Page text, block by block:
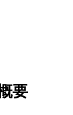
要